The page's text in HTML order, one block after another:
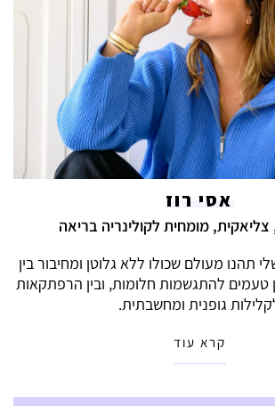
אסי רוז
צליאקית, מומחית לקולינריה בריאה
תהנו מעולם שכולו ללא גלוטן ומחיבור בין
טעמים להתגשמות חלומות, ובין הרפתקאות
גופנית ומחשבתית.
קרא עוד